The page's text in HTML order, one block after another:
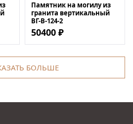
Памятник на могилу из
гранита вертикальный
ВГ-В-124-2
50400 ₽
БОЛЬШЕ